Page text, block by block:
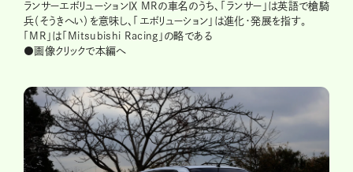
ランサーエボリューションⅨ MRの車名のうち、「ランサー」は英語で槍騎
兵（そうきへい）を意味し、「エボリューション」は進化・発展を指す。
「MR」は「Mitsubishi Racing」の略である
●画像クリックで本編へ